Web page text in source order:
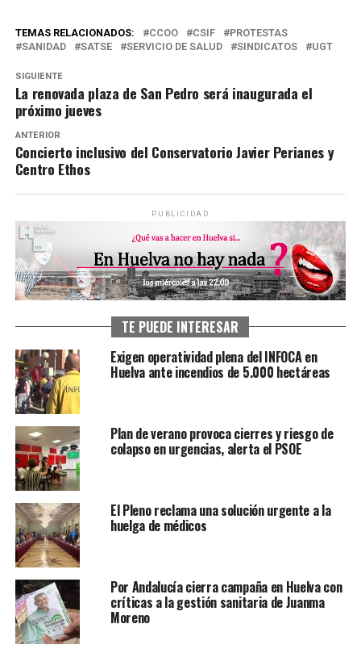
TEMAS RELACIONADOS: CCOO CSIF
PROTESTAS
SANIDAD
SATSE SERVICIO DE SALUD SINDICATOS UGT
SIGUIENTE
La renovada plaza de San Pedro será inaugurada el
próximo jueves
ANTERIOR
Concierto inclusivo del Conservatorio Javier Perianes y
Centro Ethos
PUBLICIDAD
TE PUEDE INTERESAR
Exigen operatividad plena del INFOCA en
Huelva ante incendios de 5.000 hectáreas
Plan de verano provoca cierres y riesgo de
colapso en urgencias, alerta el PSOE
El Pleno reclama una solución urgente a la
huelga de médicos
Por Andalucía cierra campaña en Huelva con
críticas a la gestión sanitaria de Juanma
Moreno